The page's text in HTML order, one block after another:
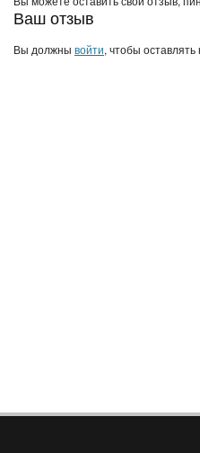
Ваш отзыв
Вы должны войти, чтобы